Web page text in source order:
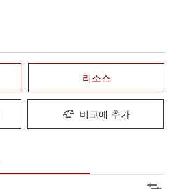
리소스
비교에 추가